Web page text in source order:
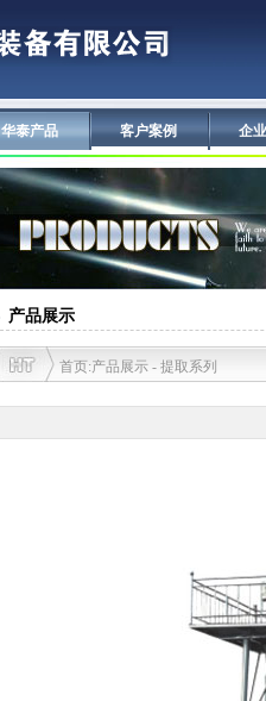
华泰产品 客户案例 企
产品展示
首页:产品展示 - 提取系列